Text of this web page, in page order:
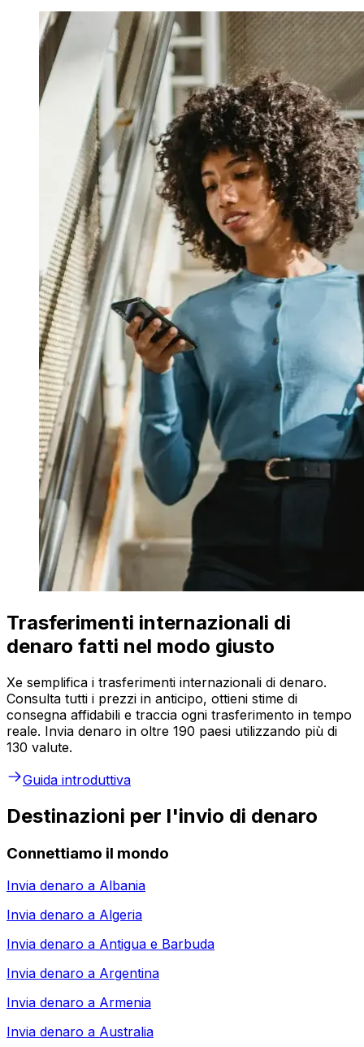
Trasferimenti internazionali di
denaro fatti nel modo giusto
Xe semplifica i trasferimenti internazionali di denaro.
Consulta tutti i prezzi in anticipo, ottieni stime di
consegna affidabili e traccia ogni trasferimento in tempo
reale. Invia denaro in oltre 190 paesi utilizzando più di
130 valute.
Guida introduttiva
Destinazioni per l'invio di denaro
Connettiamo il mondo
Invia denaro a Albania
Invia denaro a Algeria
Invia denaro a Antigua e Barbuda
Invia denaro a Argentina
Invia denaro a Armenia
Invia denaro a Australia